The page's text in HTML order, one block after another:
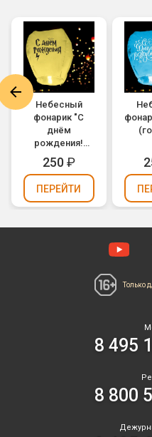
Небесный
фонарик "С
днём
рождения!
Волшебник"
(желтый)
250₽
ПЕРЕЙТИ
Только
8 495
8 800